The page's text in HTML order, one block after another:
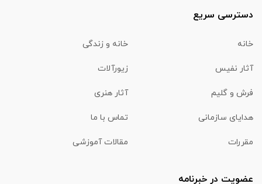
دسترسی سریع
خانه خانه و زندگی
آثار نفیس زیورآلات
فرش و گلیم آثار هنری
هدایای سازمانی تماس با ما
مقررات مقالات آموزشی
عضویت در خبرنامه